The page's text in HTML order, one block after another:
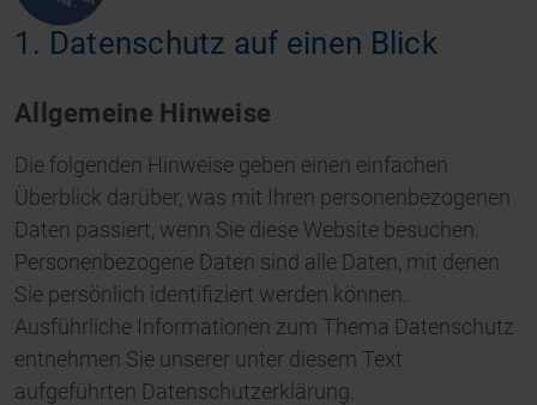
1. Datenschutz auf einen Blick
Allgemeine Hinweise
Die folgenden Hinweise geben einen einfachen
Überblick darüber, was mit Ihren personenbezogenen
Daten passiert, wenn Sie diese Website besuchen.
Personenbezogene Daten sind alle Daten, mit denen
Sie persönlich identifiziert werden können.
Ausführliche Informationen zum Thema Datenschutz
entnehmen Sie unserer unter diesem Text
aufgeführten Datenschutzerklärung.